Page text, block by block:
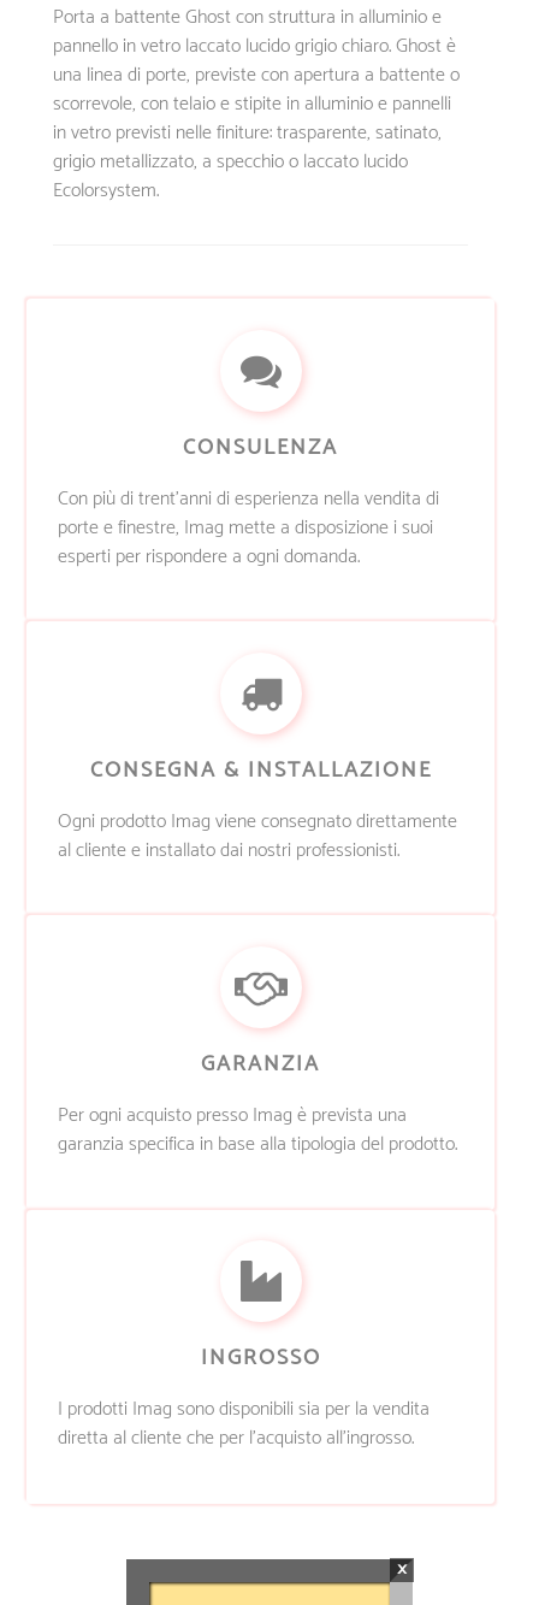
Porta a battente Ghost con struttura in alluminio e
pannello in vetro laccato lucido grigio chiaro. Ghost è
una linea di porte, previste con apertura a battente o
scorrevole, con telaio e stipite in alluminio e pannelli
in vetro previsti nelle finiture: trasparente, satinato,
grigio metallizzato, a specchio o laccato lucido
Ecolorsystem.
CONSULENZA
Con più di trent’anni di esperienza nella vendita di
porte e finestre, Imag mette a disposizione i suoi
esperti per rispondere a ogni domanda.
CONSEGNA & INSTALLAZIONE
Ogni prodotto Imag viene consegnato direttamente
al cliente e installato dai nostri professionisti.
GARANZIA
Per ogni acquisto presso Imag è prevista una
garanzia specifica in base alla tipologia del prodotto.
INGROSSO
I prodotti Imag sono disponibili sia per la vendita
diretta al cliente che per l’acquisto all’ingrosso.
×